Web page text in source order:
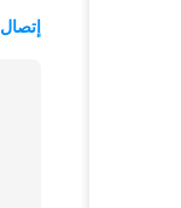
إتصال